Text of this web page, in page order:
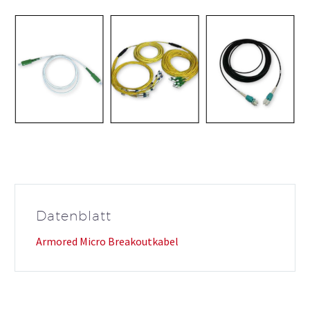
Datenblatt
Armored Micro Breakoutkabel